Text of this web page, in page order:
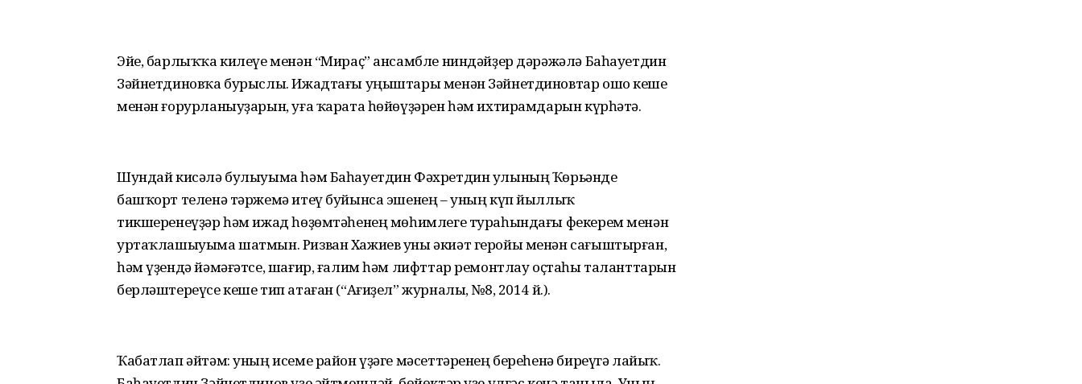
Эйе, барлыҡҡа килеүе менән “Мираҫ” ансамбле ниндәйҙер дәрәжәлә Баһауетдин
Зәйнетдиновҡа бурыслы. Ижадтағы уңыштары менән Зәйнетдиновтар ошо кеше
менән ғорурланыуҙарын, уға ҡарата һөйөүҙәрен һәм ихтирамдарын күрһәтә.
Шундай кисәлә булыуыма һәм Баһауетдин Фәхретдин улының Ҡөрьәнде
башҡорт теленә тәржемә итеү буйынса эшенең – уның күп йыллыҡ
тикшеренеүҙәр һәм ижад һөҙөмтәһенең мөһимлеге тураһындағы фекерем менән
уртаҡлашыуыма шатмын. Ризван Хажиев уны әкиәт геройы менән сағыштырған,
һәм үҙендә йәмәғәтсе, шағир, ғалим һәм лифттар ремонтлау оҫтаһы таланттарын
берләштереүсе кеше тип атаған (“Ағиҙел” журналы, №8, 2014 й.).
Ҡабатлап әйтәм: уның исеме район үҙәге мәсеттәренең береһенә биреүгә лайыҡ.